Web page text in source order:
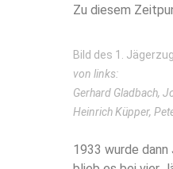
Zu diesem
Bild des 1.
von links:
Gerhard Gladbach,
Heinrich Küpper,
1933 wurde